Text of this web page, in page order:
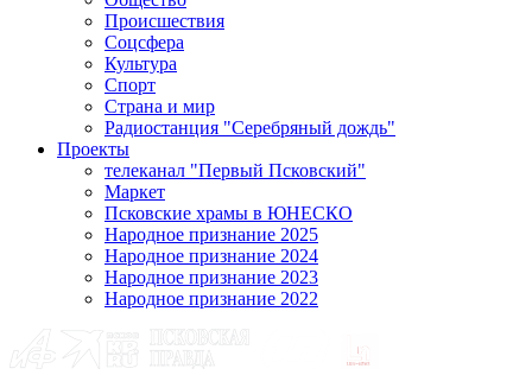
Происшествия
Соцсфера
Культура
Спорт
Страна и мир
Радиостанция "Серебряный дождь"
Проекты
телеканал "Первый Псковский"
Маркет
Псковские храмы в ЮНЕСКО
Народное признание 2025
Народное признание 2024
Народное признание 2023
Народное признание 2022